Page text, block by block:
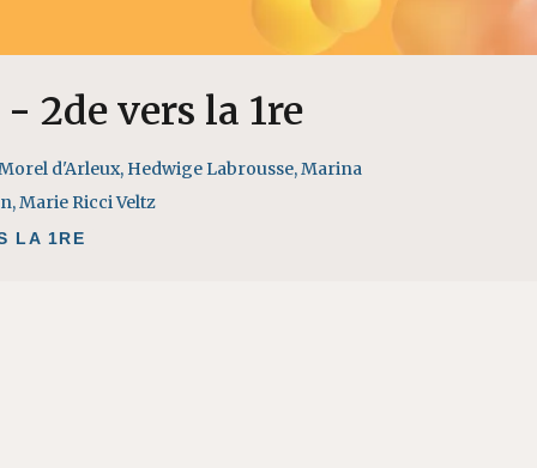
2de vers la 1re
d'Arleux, Hedwige Labrousse,Marina
,Marie Ricci Veltz
LA 1RE